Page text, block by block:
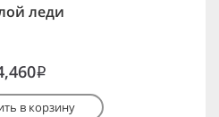
леди
i
в корзину